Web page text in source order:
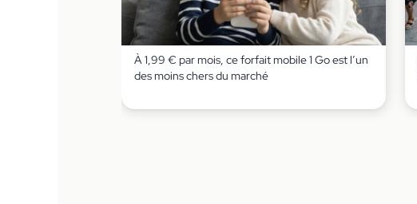
À 1,99 € par mois, ce forfait mobile 1 Go est l’un
des moins chers du marché